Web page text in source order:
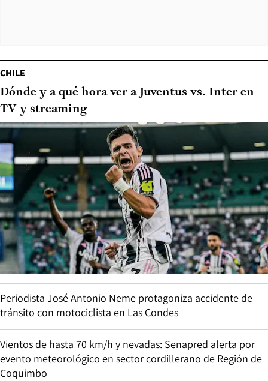
CHILE
Dónde y a qué hora ver a Juventus vs. Inter en
TV y streaming
Periodista José Antonio Neme protagoniza accidente de
tránsito con motociclista en Las Condes
Vientos de hasta 70 km/h y nevadas: Senapred alerta por
evento meteorológico en sector cordillerano de Región de
Coquimbo